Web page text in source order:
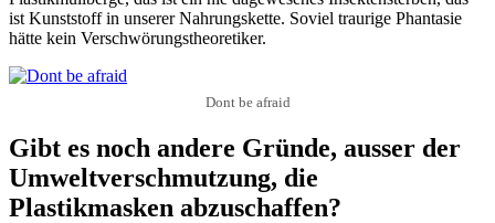
ist Kunststoff in unserer Nahrungskette. Soviel traurige Phantasie
hätte kein Verschwörungstheoretiker.
Dont be afraid
Gibt es noch andere Gründe, ausser der
Umweltverschmutzung, die
Plastikmasken abzuschaffen?